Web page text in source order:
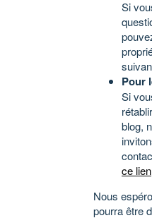
Si
Pour
Si
blog,
ce lien
Nous
pourra être